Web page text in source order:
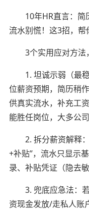
10年HR直言：简
流水别慌！这3招，帮
3个实用应对方法
1. 坦诚示弱（最稳
位薪资预期，简历稍
供真实流水，补充工
能胜任岗位，大多公司
2. 拆分薪资解释：
+补贴”，流水只显示
录、补贴凭证（隐去
3. 兜底应急法：若
资现金发放/走私人账